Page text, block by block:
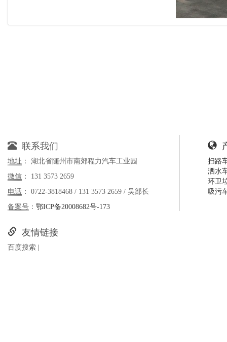
联系我们
地址 ： 湖北省随州市南郊程力汽车工业园
微信 ： 131 3573 2659
电话 ： 0722-3818468 / 131 3573 2659 / 吴部长
备案号 ： 鄂ICP备20008682号-173
扫路
洒水
环卫
吸污
友情链接
百度搜索